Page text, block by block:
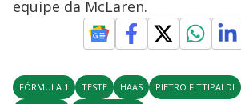
equipe da McLaren.
FÓRMULA 1 TESTE HAAS PIETRO FITTIPALDI